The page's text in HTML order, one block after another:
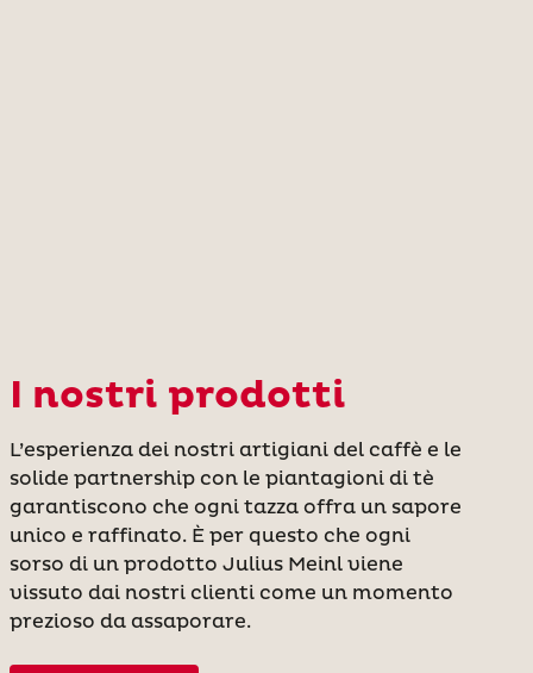
I nostri prodotti
L’esperienza dei nostri artigiani del caffè e le
solide partnership con le piantagioni di tè
garantiscono che ogni tazza offra un sapore
unico e raffinato. È per questo che ogni
sorso di un prodotto Julius Meinl viene
vissuto dai nostri clienti come un momento
prezioso da assaporare.